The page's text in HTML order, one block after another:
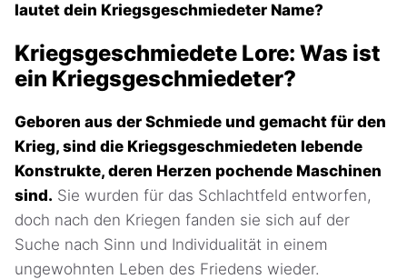
lautet dein Kriegsgeschmiedeter Name?
Kriegsgeschmiedete Lore: Was ist
ein Kriegsgeschmiedeter?
Geboren aus der Schmiede und gemacht für den
Krieg, sind die Kriegsgeschmiedeten lebende
Konstrukte, deren Herzen pochende Maschinen
sind. Sie wurden für das Schlachtfeld entworfen,
doch nach den Kriegen fanden sie sich auf der
Suche nach Sinn und Individualität in einem
ungewohnten Leben des Friedens wieder.